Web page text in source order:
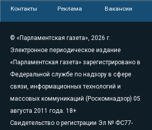
Контакты Реклама Вакансии
© «Парламентская газета», 2026 г.
Электронное периодическое издание
«Парламентская газета» зарегистрировано в
Федеральной службе по надзору в сфере
связи, информационных технологий и
массовых коммуникаций (Роскомнадзор) 05
августа 2011 года. 18+
Свидетельство о регистрации Эл № ФС77-